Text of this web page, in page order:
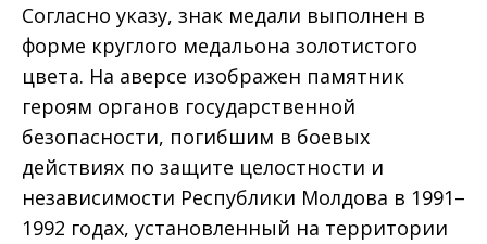
Согласно указу, знак медали выполнен в
форме круглого медальона золотистого
цвета. На аверсе изображен памятник
героям органов государственной
безопасности, погибшим в боевых
действиях по защите целостности и
независимости Республики Молдова в 1991–
1992 годах, установленный на территории